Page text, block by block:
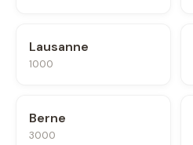
Lausanne
1000
Berne
3000